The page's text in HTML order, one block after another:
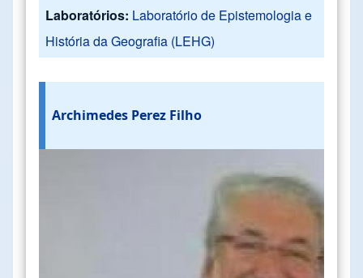
Laboratórios: Laboratório de Epistemologia e
História da Geografia (LEHG)
Archimedes Perez Filho